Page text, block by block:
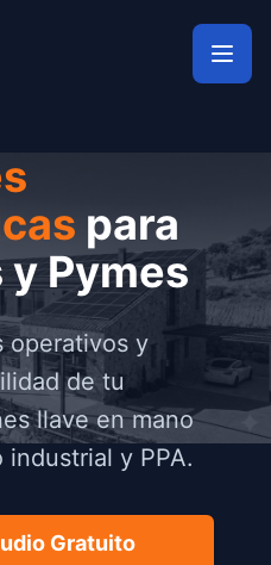
para
y Pymes
operativos y
de tu
llave en mano
industrial y PPA.
Gratuito